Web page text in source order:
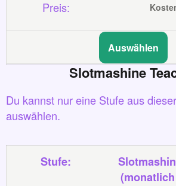
Auswählen
Slotmashine
Du kannst nur eine Stufe aus
auswählen.